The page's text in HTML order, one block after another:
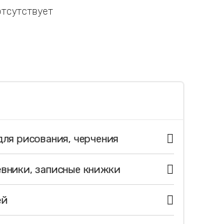
рисования, черчения
записные книжки